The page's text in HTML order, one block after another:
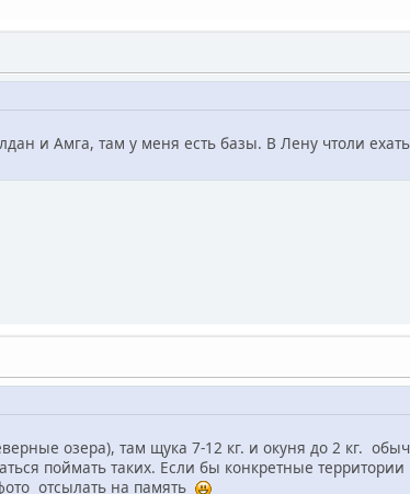
и Амга, там у меня есть базы. В Лену чтоли
озера), там щука 7-12 кг. и окуня до 2 кг.
поймать таких. Если бы конкретные территории
отсылать на память